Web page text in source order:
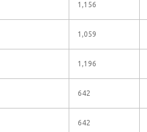
1,156
1,059
1,196
642
642